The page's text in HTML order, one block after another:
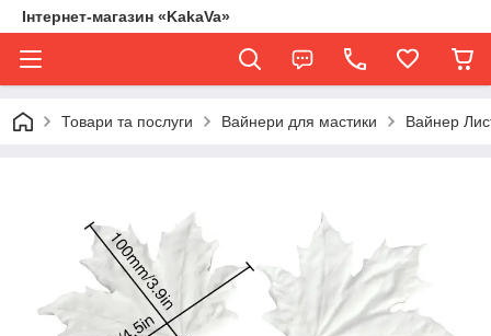
Інтернет-магазин «KakaVa»
Товари та послуги Вайнери для мастики Вайнер